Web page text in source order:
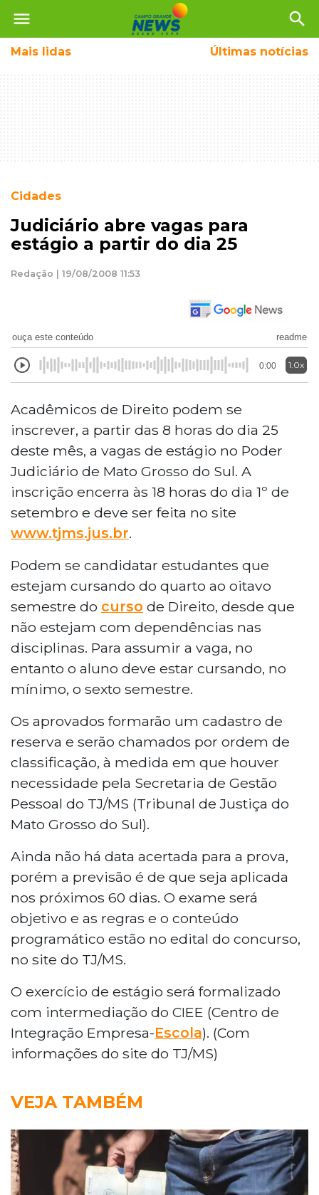
menu search
Mais lidas Últimas notícias
Cidades
Judiciário abre vagas para
estágio a partir do dia 25
Redação | 19/08/2008 11:53
ouça este conteúdo readme
0:00 1.0x
Acadêmicos de Direito podem se
inscrever, a partir das 8 horas do dia 25
deste mês, a vagas de estágio no Poder
Judiciário de Mato Grosso do Sul. A
inscrição encerra às 18 horas do dia 1º de
setembro e deve ser feita no site
www.tjms.jus.br.
Podem se candidatar estudantes que
estejam cursando do quarto ao oitavo
semestre do curso de Direito, desde que
não estejam com dependências nas
disciplinas. Para assumir a vaga, no
entanto o aluno deve estar cursando, no
mínimo, o sexto semestre.
Os aprovados formarão um cadastro de
reserva e serão chamados por ordem de
classificação, à medida em que houver
necessidade pela Secretaria de Gestão
Pessoal do TJ/MS (Tribunal de Justiça do
Mato Grosso do Sul).
Ainda não há data acertada para a prova,
porém a previsão é de que seja aplicada
nos próximos 60 dias. O exame será
objetivo e as regras e o conteúdo
programático estão no edital do concurso,
no site do TJ/MS.
O exercício de estágio será formalizado
com intermediação do CIEE (Centro de
Integração Empresa-Escola). (Com
informações do site do TJ/MS)
VEJA TAMBÉM